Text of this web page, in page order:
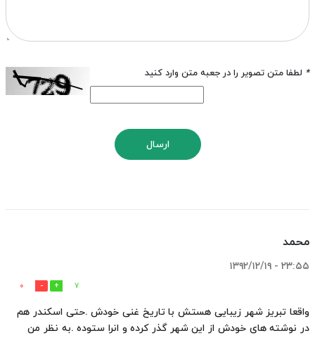
* لطفا متن تصویر را در جعبه متن وارد کنید
ارسال
محمد
۲۳:۵۵ - ۱۳۹۲/۱۲/۱۹
7
0
واقعا تبریز شهر زیبایی هستش با تاریخ غنی خودش .حتی اسکندر هم
در نوشته های خودش از این شهر گذر کرده و انرا ستوده .به نظر من